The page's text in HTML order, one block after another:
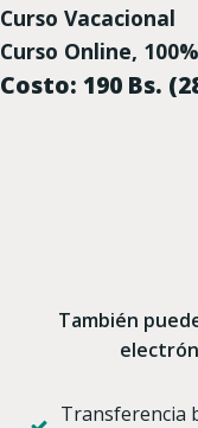
Curso Vacacional
Curso Online,
Costo: 190 Bs.
También
Transferencia